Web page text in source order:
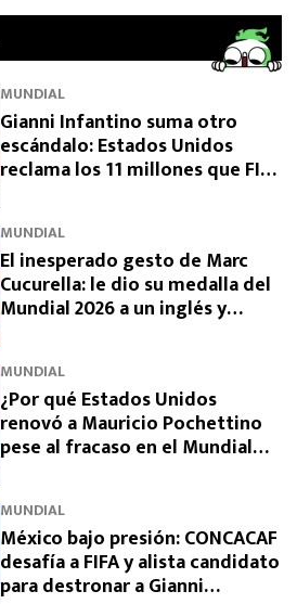
MUNDIAL
Gianni Infantino suma otro
escándalo: Estados Unidos
reclama los 11 millones que FIFA
MUNDIAL
El inesperado gesto de Marc
Cucurella: le dio su medalla del
Mundial 2026 a un inglés y
MUNDIAL
¿Por qué Estados Unidos
renovó a Mauricio Pochettino
pese al fracaso en el Mundial
MUNDIAL
México bajo presión: CONCACAF
desafía a FIFA y alista candidato
para destronar a Gianni